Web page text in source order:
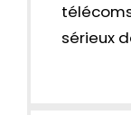
sérieux